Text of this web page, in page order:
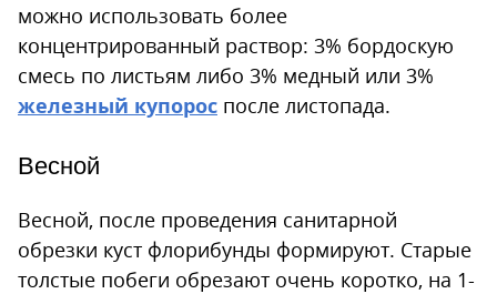
можно использовать более
концентрированный раствор: 3% бордоскую
смесь по листьям либо 3% медный или 3%
железный купорос после листопада.
Весной
Весной, после проведения санитарной
обрезки куст флорибунды формируют. Старые
толстые побеги обрезают очень коротко, на 1-